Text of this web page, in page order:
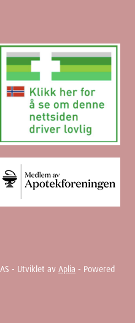
- Utviklet av Aplia - Powered